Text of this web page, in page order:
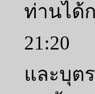
ท่านได้
21:20
และบุต